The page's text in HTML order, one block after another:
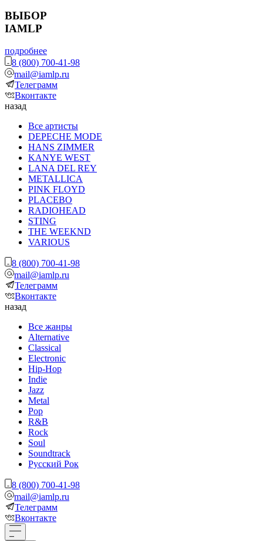
ВЫБОР
IAMLP
подробнее
8 (800) 700-41-98
mail@iamlp.ru
Телеграмм
Вконтакте
назад
Все артисты
DEPECHE MODE
HANS ZIMMER
KANYE WEST
LANA DEL REY
METALLICA
PINK FLOYD
PLACEBO
RADIOHEAD
STING
THE WEEKND
VARIOUS
8 (800) 700-41-98
mail@iamlp.ru
Телеграмм
Вконтакте
назад
Все жанры
Alternative
Classical
Electronic
Hip-Hop
Indie
Jazz
Metal
Pop
R&B
Rock
Soul
Soundtrack
Русский Рок
8 (800) 700-41-98
mail@iamlp.ru
Телеграмм
Вконтакте